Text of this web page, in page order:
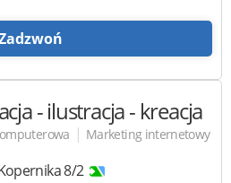
- ilustracja - kreacja
| Marketing internetowy
8/2